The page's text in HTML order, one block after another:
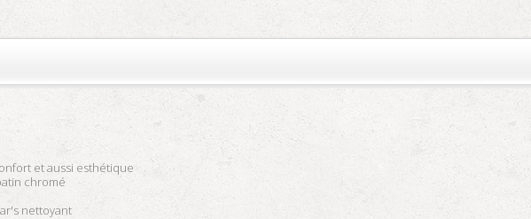
et aussi esthétique
chromé
nettoyant